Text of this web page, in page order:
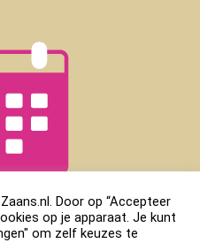
Door op “Accepteer
op je apparaat. Je kunt
om zelf keuzes te